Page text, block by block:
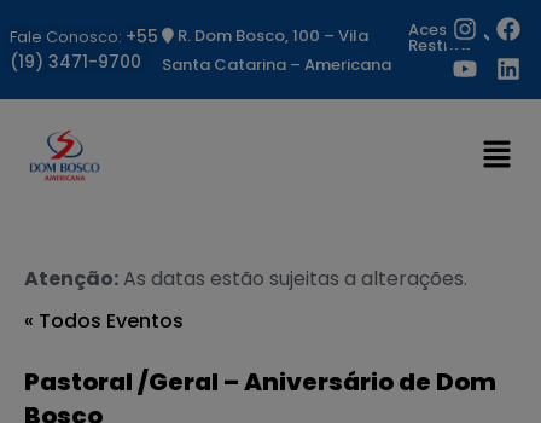
Fale Conosco: +55
(19) 3471-9700
R. Dom Bosco, 100 – Vila
Santa Catarina – Americana
Acesso
Restrito
Atenção:As datas estão sujeitas a alterações.
« Todos Eventos
Pastoral /Geral – Aniversário de Dom
Bosco